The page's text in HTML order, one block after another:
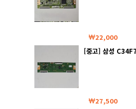
22,000
[중고] 삼성
27,500